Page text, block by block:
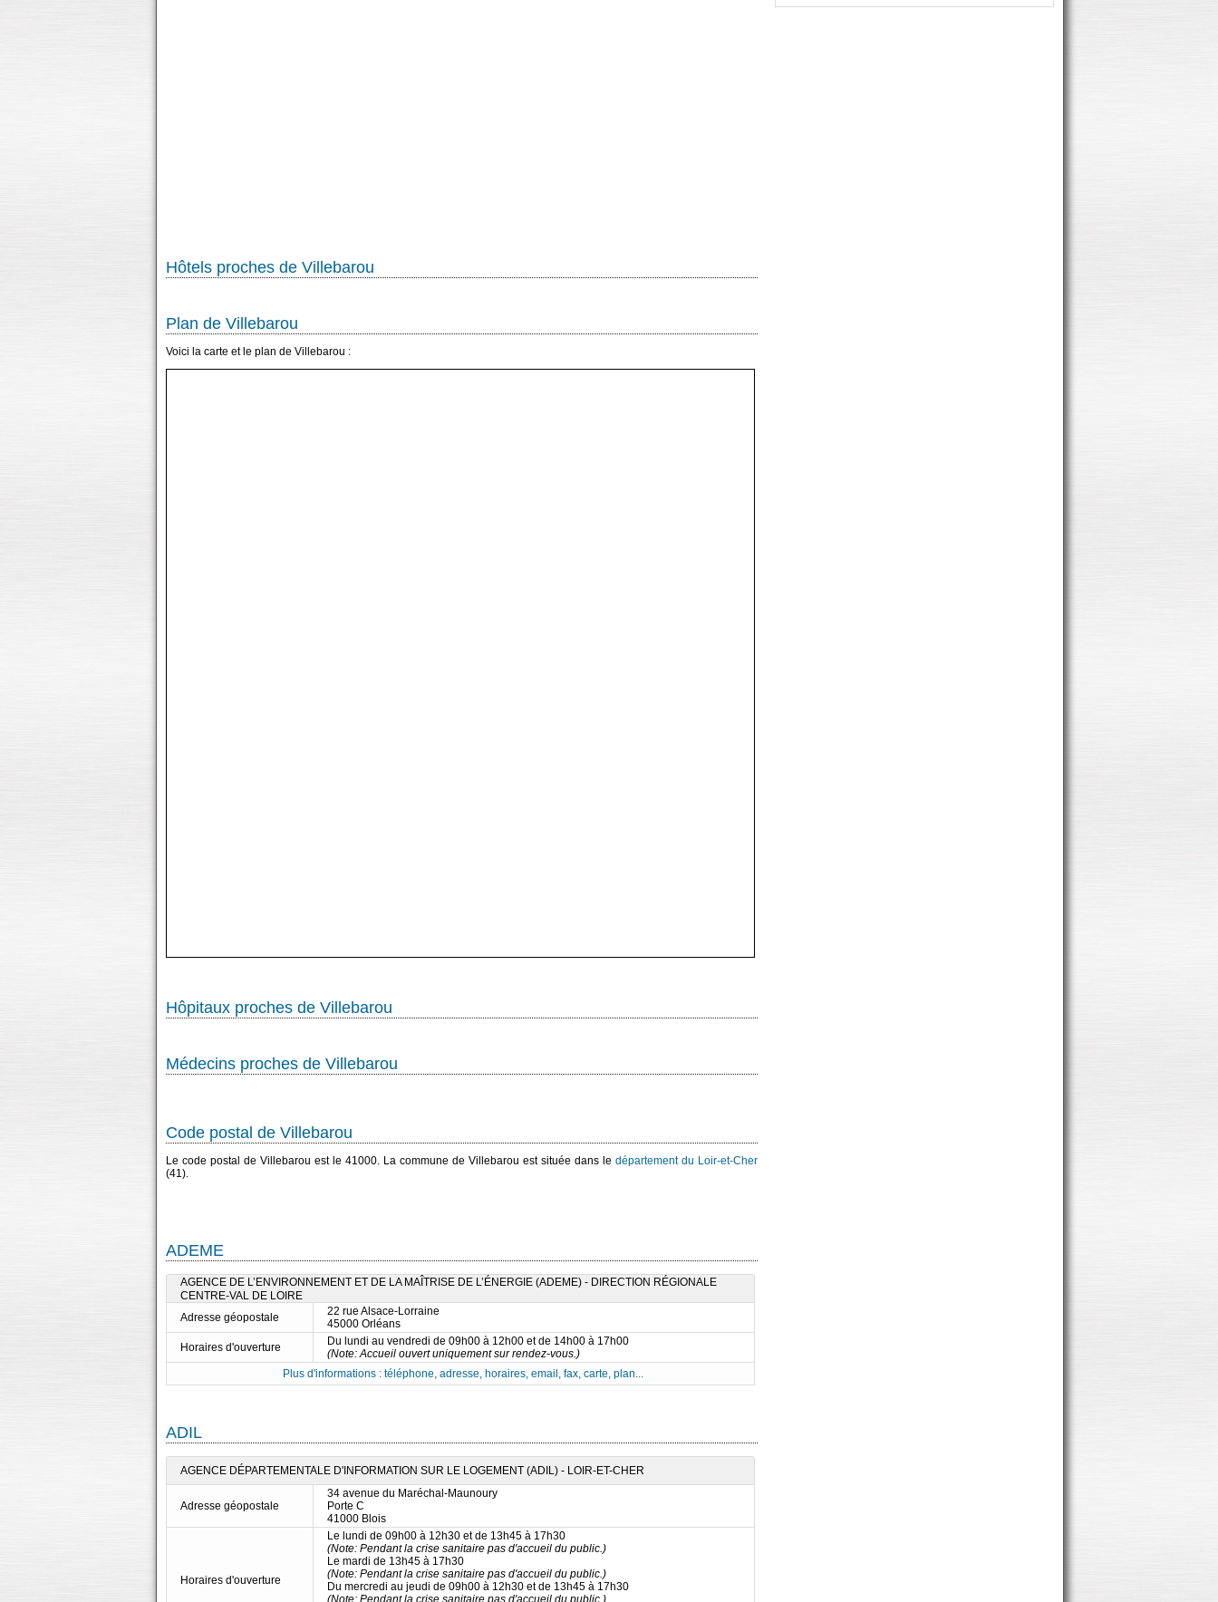
Hôtels proches de Villebarou
Plan de Villebarou
Voici la carte et le plan de Villebarou :
Hôpitaux proches de Villebarou
Médecins proches de Villebarou
Code postal de Villebarou
Le code postal de Villebarou est le 41000. La commune de Villebarou est située dans le département du Loir-et-Cher
(41).
ADEME
AGENCE DE L’ENVIRONNEMENT ET DE LA MAÎTRISE DE L’ÉNERGIE (ADEME) - DIRECTION RÉGIONALE
CENTRE-VAL DE LOIRE
Adresse géopostale
22 rue Alsace-Lorraine
45000 Orléans
Horaires d'ouverture
Du lundi au vendredi de 09h00 à 12h00 et de 14h00 à 17h00
(Note: Accueil ouvert uniquement sur rendez-vous.)
Plus d'informations : téléphone, adresse, horaires, email, fax, carte, plan...
ADIL
AGENCE DÉPARTEMENTALE D'INFORMATION SUR LE LOGEMENT (ADIL) - LOIR-ET-CHER
Adresse géopostale
34 avenue du Maréchal-Maunoury
Porte C
41000 Blois
Horaires d'ouverture
Le lundi de 09h00 à 12h30 et de 13h45 à 17h30
(Note: Pendant la crise sanitaire pas d'accueil du public.)
Le mardi de 13h45 à 17h30
(Note: Pendant la crise sanitaire pas d'accueil du public.)
Du mercredi au jeudi de 09h00 à 12h30 et de 13h45 à 17h30
(Note: Pendant la crise sanitaire pas d'accueil du public.)